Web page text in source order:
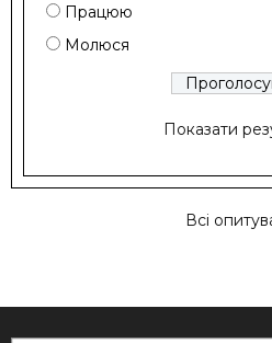
Працюю
Молюся
Показати
Всі